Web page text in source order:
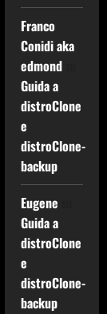
Franco
Conidi aka
edmondsu
Guida a
distroClone
e
distroClone-
backup
Eugene
Guida a
distroClone
e
distroClone-
backup